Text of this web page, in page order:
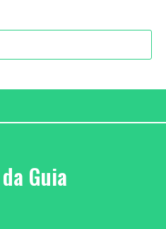
Guia